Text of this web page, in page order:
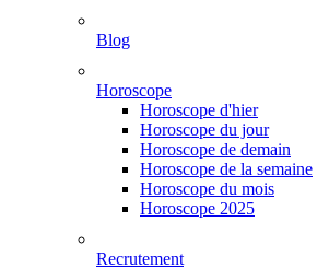
Blog
Horoscope
Horoscope d'hier
Horoscope du jour
Horoscope de demain
Horoscope de la semaine
Horoscope du mois
Horoscope 2025
Recrutement